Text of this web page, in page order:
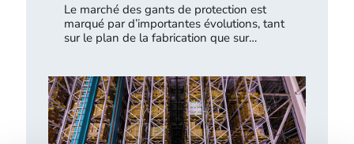
Le marché des gants de protection est
marqué par d’importantes évolutions, tant
sur le plan de la fabrication que sur…